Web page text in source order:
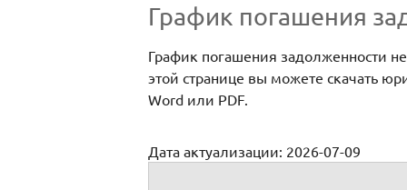
График погашения
График погашения задолженности
этой странице вы можете скачать
Word или PDF.
Дата актуализации: 2026-07-09